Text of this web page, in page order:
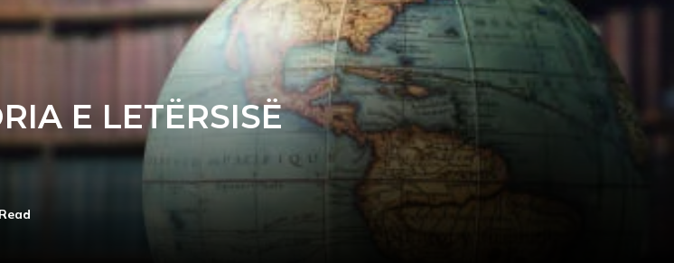
E LETËRSISË